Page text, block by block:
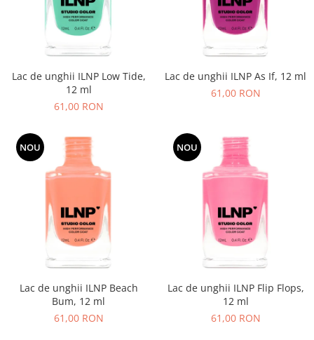
Lac de unghii ILNP Low Tide,
12 ml
61,00 RON
Lac de unghii ILNP As If, 12 ml
61,00 RON
NOU
Lac de unghii ILNP Beach
Bum, 12 ml
61,00 RON
NOU
Lac de unghii ILNP Flip Flops,
12 ml
61,00 RON